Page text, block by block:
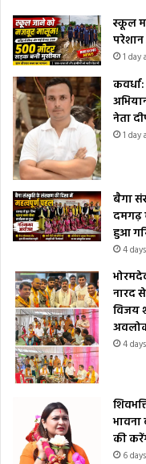
स्कूल
1 day
नेता
1 day
बैगा
दमगढ़
हुआ
4
नारद
विजय
4
की
6